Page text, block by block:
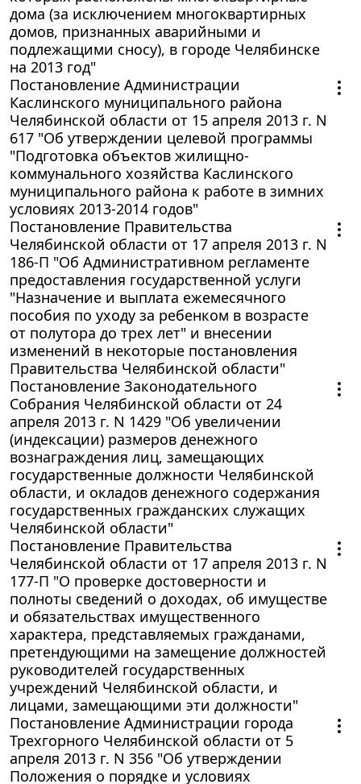
дома (за исключением многоквартирных
домов, признанных аварийными и
подлежащими сносу), в городе Челябинске
на 2013 год"
Постановление Администрации
Каслинского муниципального района
Челябинской области от 15 апреля 2013 г. N
617 "Об утверждении целевой программы
"Подготовка объектов жилищно-
коммунального хозяйства Каслинского
муниципального района к работе в зимних
условиях 2013-2014 годов"
Постановление Правительства
Челябинской области от 17 апреля 2013 г. N
186-П "Об Административном регламенте
предоставления государственной услуги
"Назначение и выплата ежемесячного
пособия по уходу за ребенком в возрасте
от полутора до трех лет" и внесении
изменений в некоторые постановления
Правительства Челябинской области"
Постановление Законодательного
Собрания Челябинской области от 24
апреля 2013 г. N 1429 "Об увеличении
(индексации) размеров денежного
вознаграждения лиц, замещающих
государственные должности Челябинской
области, и окладов денежного содержания
государственных гражданских служащих
Челябинской области"
Постановление Правительства
Челябинской области от 17 апреля 2013 г. N
177-П "О проверке достоверности и
полноты сведений о доходах, об имуществе
и обязательствах имущественного
характера, представляемых гражданами,
претендующими на замещение должностей
руководителей государственных
учреждений Челябинской области, и
лицами, замещающими эти должности"
Постановление Администрации города
Трехгорного Челябинской области от 5
апреля 2013 г. N 356 "Об утверждении
Положения о порядке и условиях